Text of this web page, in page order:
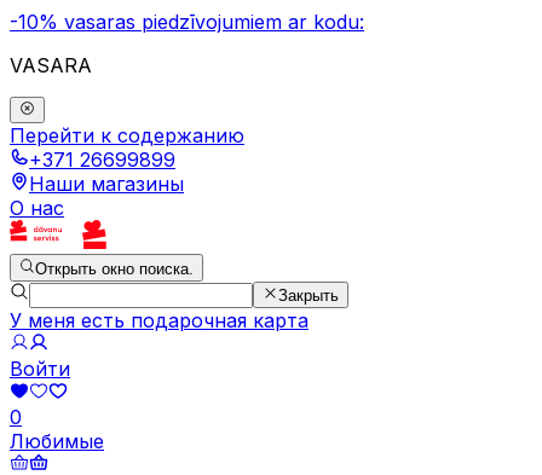
-10% vasaras piedzīvojumiem ar kodu:
VASARA
Перейти к содержанию
+371 26699899
Наши магазины
О нас
Открыть окно поиска.
Закрыть
У меня есть подарочная карта
Войти
0
Любимые